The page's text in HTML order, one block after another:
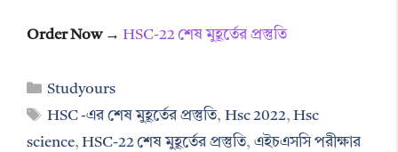
Order Now → HSC-22 শেষ মুহূর্তের প্রস্তুতি
Categories
Studyours
Tags
HSC -এর শেষ মুহূর্তের প্রস্তুতি,Hsc 2022,Hsc
science, HSC-22 শেষ মুহূর্তের প্রস্তুতি, এইচএসসি পরীক্ষার